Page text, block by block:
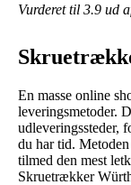
Vurderet til 3.9 ud
En masse online
leveringsmetoder.
udleveringssteder,
du har tid.
tilmed den mest
Skruetrækker